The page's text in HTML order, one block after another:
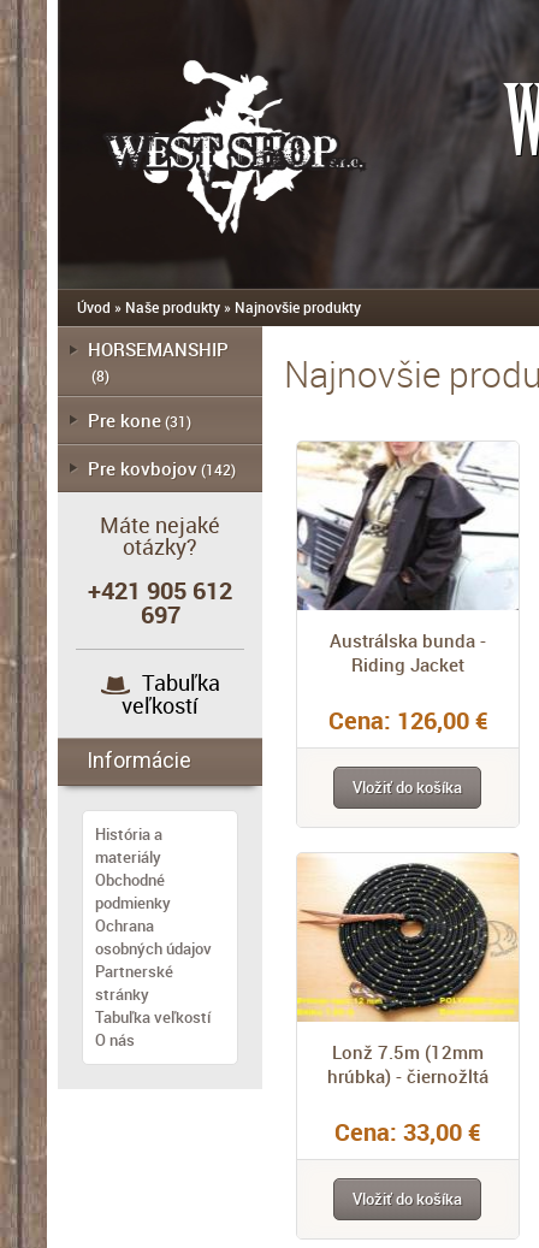
Úvod » Naše produkty» Najnovšie produkty
Najnovšie
Austrálska bunda -
Riding Jacket
Cena: 126,00 €
Vložiť do košíka
Lonž 7.5m (12mm
hrúbka) - čiernožltá
Cena: 33,00 €
Vložiť do košíka
HORSEMANSHIP
(8)
Pre kone(31)
Pre kovbojov(142)
Máte nejaké
otázky?
+421 905 612
697
Tabuľka
veľkostí
Informácie
História a
materiály
Obchodné
podmienky
Ochrana
osobných údajov
Partnerské
stránky
Tabuľka veľkostí
O nás